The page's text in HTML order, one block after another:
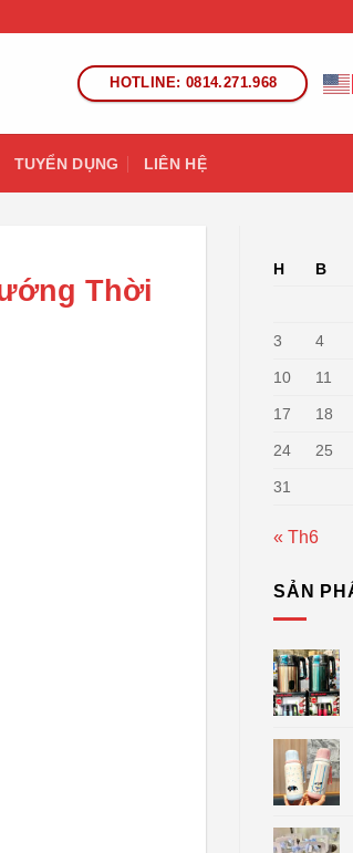
HOTLINE: 0814.271.968
TUYỂN DỤNG LIÊN HỆ
Thời
H B
3 4
10 11
17 18
24 25
31
« Th6
SẢN